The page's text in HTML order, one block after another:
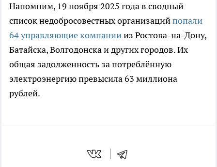
Напомним, 19 ноября 2025 года в сводный
список недобросовестных организацийпопали
64 управляющие компаниииз Ростова-на-Дону,
Батайска, Волгодонска и других городов. Их
общая задолженность за потреблённую
электроэнергию превысила 63 миллиона
рублей.